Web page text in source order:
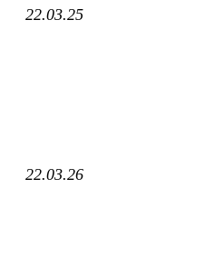
22.03.25
22.03.26